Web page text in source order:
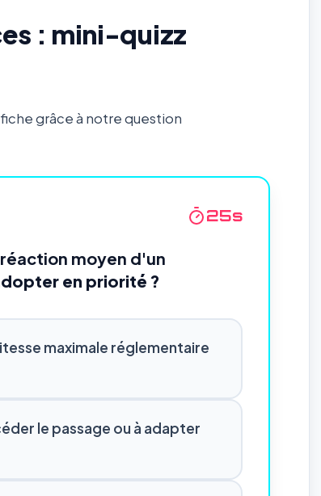
: mini-quizz
grâce à notre question
24s
moyen d'un
en priorité ?
maximale réglementaire
le passage ou à adapter